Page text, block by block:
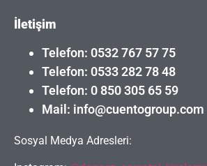
İletişim
Telefon: 0532 767 57 75
Telefon: 0533 282 78 48
Telefon: 0 850 305 65 59
Mail: info@cuentogroup.com
Sosyal Medya Adresleri: